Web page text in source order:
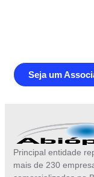
Seja um
Principal entidade
mais de 230